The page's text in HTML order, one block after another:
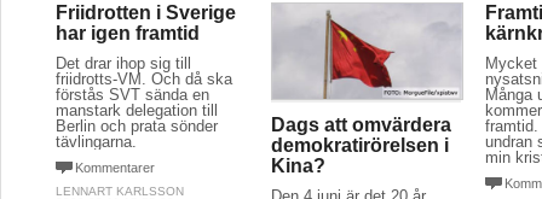
Friidrotten i Sverige
har igen framtid
Det drar ihop sig till
friidrotts-VM. Och då ska
förstås SVT sända en
manstark delegation till
Berlin och prata sönder
tävlingarna.
Kommentarer
LENNART KARLSSON
Dags att omvärdera
demokratirörelsen i
Kina?
Mycket
Många
undran
min